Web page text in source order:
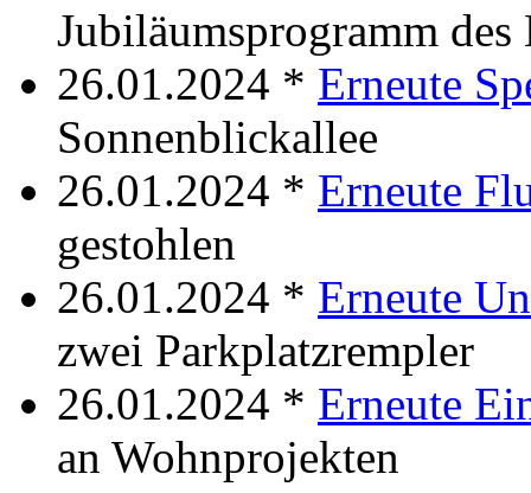
Jubiläumsprogramm des
26.01.2024 * Erneute
Sonnenblickallee
26.01.2024 * Erneute
gestohlen
26.01.2024 * Erneute
zwei Parkplatzrempler
26.01.2024 * Erneute
an Wohnprojekten